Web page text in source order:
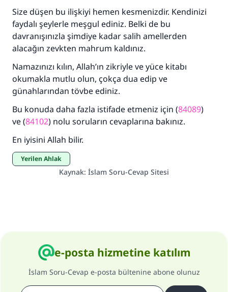
Size düşen bu ilişkiyi hemen kesmenizdir. Kendinizi
faydalı şeylerle meşgul ediniz. Belki de bu
davranışınızla şimdiye kadar salih amellerden
alacağın zevkten mahrum kaldınız.
Namazınızı kılın, Allah’ın zikriyle ve yüce kitabı
okumakla mutlu olun, çokça dua edip ve
günahlarından tövbe ediniz.
Bu konuda daha fazla istifade etmeniz için (84089)
ve (84102) nolu soruların cevaplarına bakınız.
En iyisini Allah bilir.
Yerilen Ahlak
Kaynak: İslam Soru-Cevap Sitesi
e-posta hizmetine katılım
İslam Soru-Cevap e-posta bültenine abone olunuz